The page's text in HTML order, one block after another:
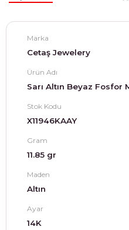
Marka
Cetaş Jewelery
Ürün Adı
Sarı Altın Beyaz
Stok Kodu
X11946KAAY
Gram
11.85 gr
Maden
Altın
Ayar
14K